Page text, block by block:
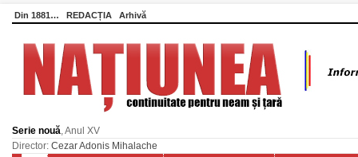
Din 1881… REDACȚIA Arhivă
Serie nouă, Anul XV
Director: Cezar Adonis Mihalache